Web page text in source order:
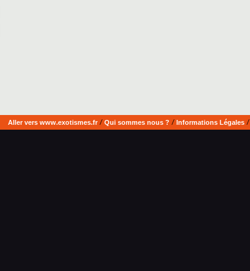
Aller vers www.exotismes.fr/ Qui sommes nous ? / Informations Légales/